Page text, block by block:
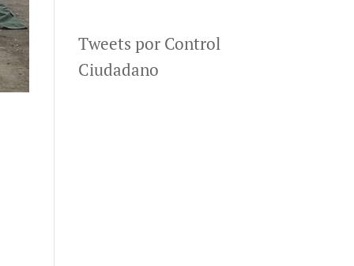
Tweets por Control
Ciudadano